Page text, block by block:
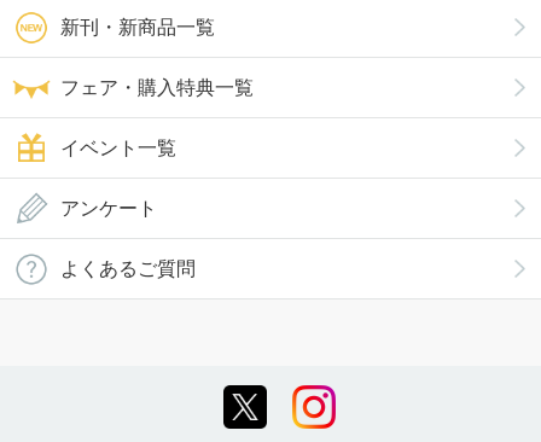
新刊・新商品一覧
フェア・購入特典一覧
イベント一覧
アンケート
よくあるご質問